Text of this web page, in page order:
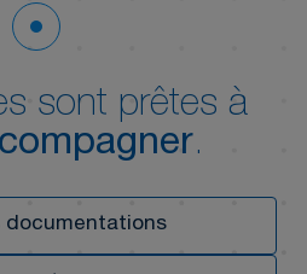
sont prêtes à
.
documentations